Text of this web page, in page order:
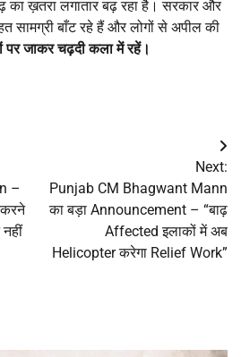
का ख़तरा लगातार बढ़ रहा है। सरकार और
सामग्री बाँट रहे हैं और लोगों से अपील की
पर जाकर चढ़दी कला में रहें।
–
करने
Next:
Punjab CM Bhagwant Mann
का बड़ा Announcement – “बाढ़
Affected इलाकों में अब
Helicopter करेगा Relief Work”